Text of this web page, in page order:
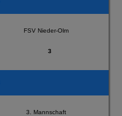
FSV Nieder-Olm
3
3. Mannschaft